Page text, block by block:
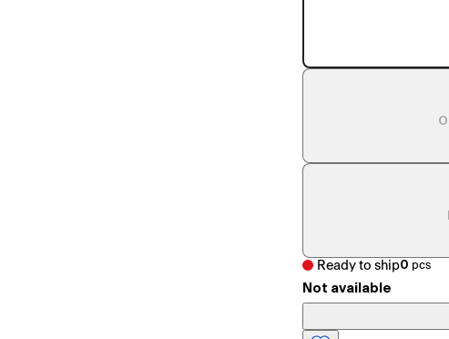
Ready to ship0 pcs
Not available